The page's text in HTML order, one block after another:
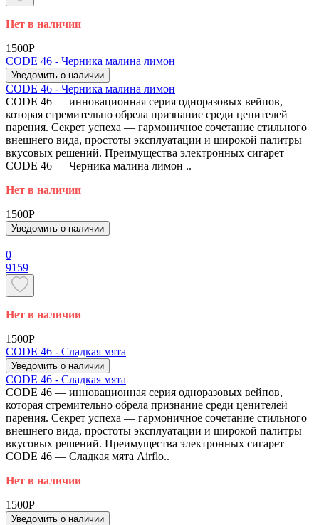
Нет в наличии
1500P
CODE 46 - Черника малина лимон
Уведомить о наличии
CODE 46 - Черника малина лимон
CODE 46 — инновационная серия одноразовых вейпов,
которая стремительно обрела признание среди ценителей
парения. Секрет успеха — гармоничное сочетание стильного
внешнего вида, простоты эксплуатации и широкой палитры
вкусовых решений. Преимущества электронных сигарет
CODE 46 — Черника малина лимон ..
Нет в наличии
1500P
Уведомить о наличии
0
9159
Нет в наличии
1500P
CODE 46 - Сладкая мята
Уведомить о наличии
CODE 46 - Сладкая мята
CODE 46 — инновационная серия одноразовых вейпов,
которая стремительно обрела признание среди ценителей
парения. Секрет успеха — гармоничное сочетание стильного
внешнего вида, простоты эксплуатации и широкой палитры
вкусовых решений. Преимущества электронных сигарет
CODE 46 — Сладкая мята Airflo..
Нет в наличии
1500P
Уведомить о наличии